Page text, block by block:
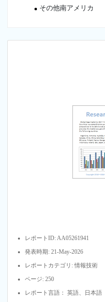
その他南アメリカ
レポートID: AA05261941
発表時期: 21-May-2026
レポートカテゴリ: 情報技術
ページ: 250
レポート言語： 英語、日本語